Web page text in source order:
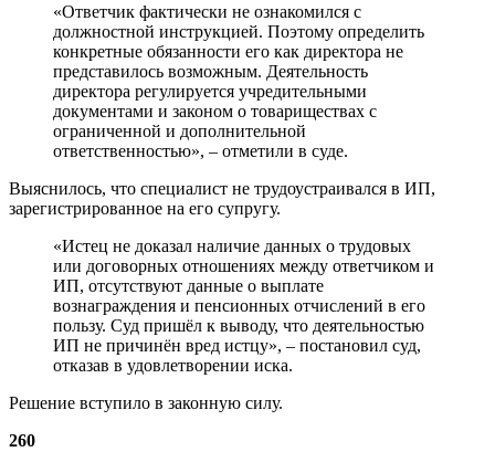
«Ответчик фактически не ознакомился с
должностной инструкцией. Поэтому определить
конкретные обязанности его как директора не
представилось возможным. Деятельность
директора регулируется учредительными
документами и законом о товариществах с
ограниченной и дополнительной
ответственностью», – отметили в суде.
Выяснилось, что специалист не трудоустраивался в ИП,
зарегистрированное на его супругу.
«Истец не доказал наличие данных о трудовых
или договорных отношениях между ответчиком и
ИП, отсутствуют данные о выплате
вознаграждения и пенсионных отчислений в его
пользу. Суд пришёл к выводу, что деятельностью
ИП не причинён вред истцу», – постановил суд,
отказав в удовлетворении иска.
Решение вступило в законную силу.
260